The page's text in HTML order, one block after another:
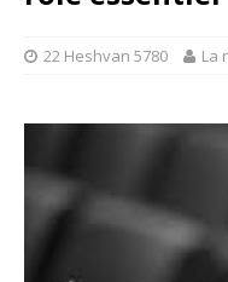
22 Heshvan 5780 La